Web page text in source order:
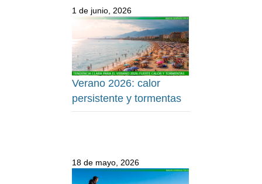
1 de junio, 2026
Verano 2026: calor
persistente y tormentas
18 de mayo, 2026